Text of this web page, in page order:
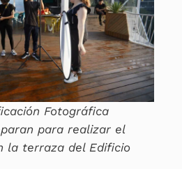
Fotográfica
para realizar el
la terraza del Edificio